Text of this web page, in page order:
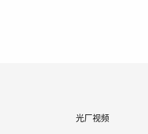
光厂视频